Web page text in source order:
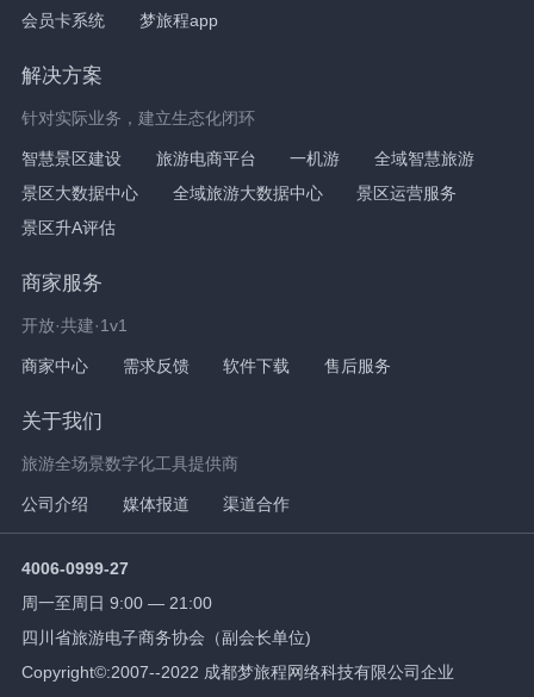
会员卡系统
梦旅程app
解决方案
针对实际业务，建立生态化闭环
智慧景区建设 旅游电商平台 一机游
全域智慧旅游
景区大数据中心
全域旅游大数据中心
景区运营服务
景区升A评估
商家服务
开放·共建·1v1
商家中心 需求反馈 软件下载 售后服务
关于我们
旅游全场景数字化工具提供商
公司介绍 媒体报道 渠道合作
4006-0999-27
周一至周日 9:00 — 21:00
四川省旅游电子商务协会（副会长单位)
Copyright©:2007--2022 成都梦旅程网络科技有限公司企业